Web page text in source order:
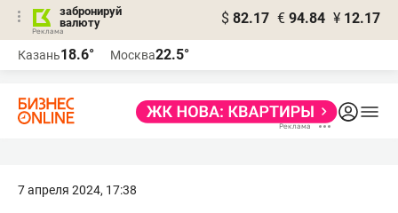
забронируй
валюту
$ 82.17 € 94.84 ¥ 12.17
Казань18.6° Москва22.5°
7 апреля 2024, 17:38